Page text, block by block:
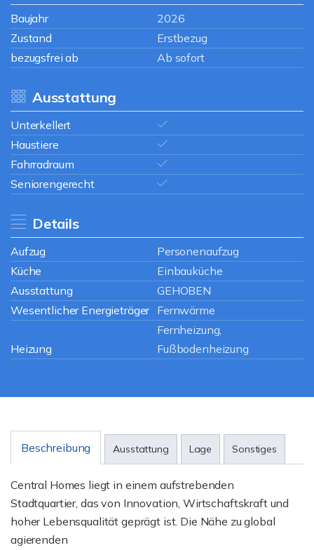
Baujahr
2026
Zustand
Erstbezug
bezugsfrei ab
Ab sofort
Ausstattung
Unterkellert
Haustiere
Fahrradraum
Seniorengerecht
Details
Aufzug
Personenaufzug
Küche
Einbauküche
Ausstattung
GEHOBEN
Wesentlicher Energieträger Fernwärme
Heizung
Fernheizung,
Fußbodenheizung
Beschreibung Ausstattung Lage Sonstiges
Central Homes liegt in einem aufstrebenden
Stadtquartier, das von Innovation, Wirtschaftskraft und
hoher Lebensqualität geprägt ist. Die Nähe zu global
agierenden